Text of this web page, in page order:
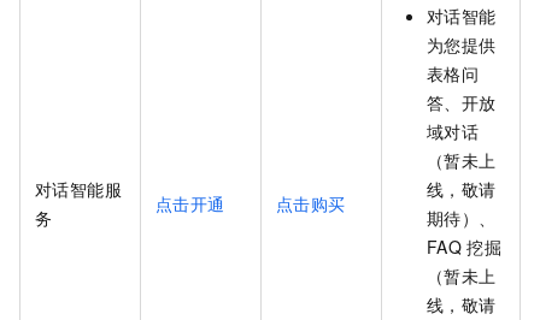
对话智能服
务
点击开通 点击购买
对话智能
为您提供
表格问
答、开放
域对话
（暂未上
线，敬请
期待）、
FAQ 挖掘
（暂未上
线，敬请